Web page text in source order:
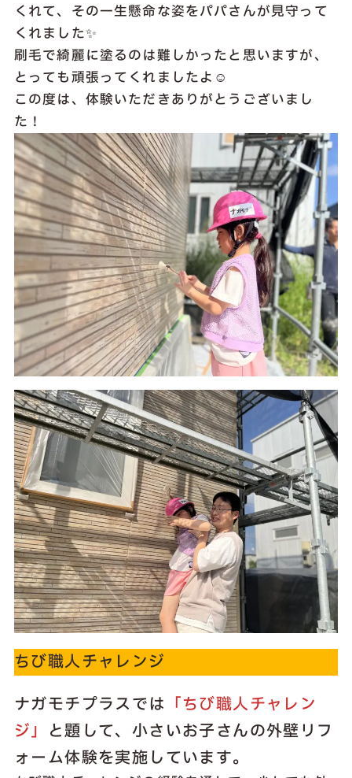
くれて、その一生懸命な姿をパパさんが見守って
くれました✨
刷毛で綺麗に塗るのは難しかったと思いますが、
とっても頑張ってくれましたよ☺
この度は、体験いただきありがとうございまし
た！
ちび職人チャレンジ
ナガモチプラスでは 「ちび職人チャレン
ジ」 と題して、小さいお子さんの外壁リフ
ォーム体験を実施しています。